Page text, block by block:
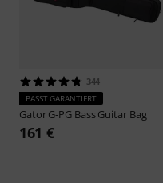
344
PASST GARANTIERT
GatorG-PG Bass Guitar Bag
161 €